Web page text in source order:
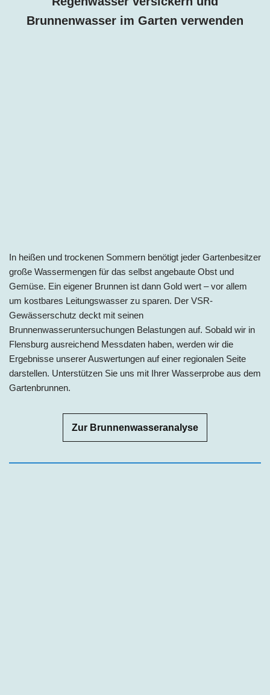
Brunnenwasser im Garten verwenden
In heißen und trockenen Sommern benötigt jeder Gartenbesitzer
große Wassermengen für das selbst angebaute Obst und
Gemüse. Ein eigener Brunnen ist dann Gold wert – vor allem
um kostbares Leitungswasser zu sparen. Der VSR-
Gewässerschutz deckt mit seinen
Brunnenwasseruntersuchungen Belastungen auf. Sobald wir in
Flensburg ausreichend Messdaten haben, werden wir die
Ergebnisse unserer Auswertungen auf einer regionalen Seite
darstellen. Unterstützen Sie uns mit Ihrer Wasserprobe aus dem
Gartenbrunnen.
Zur Brunnenwasseranalyse